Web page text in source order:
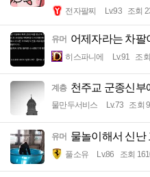
전자팔찌 Lv.93 조회
유머 어제자라는 차팔
히스파니에 Lv.91 조
계층 천주교 군종신부
물만두서비스 Lv.73 조회
유머 물놀이해서 신난
풀소유 Lv.86 조회